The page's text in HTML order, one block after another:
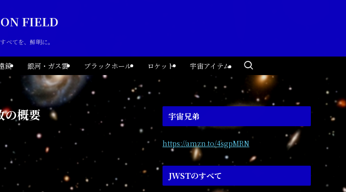
FIELD
べてを、鮮明に。
鏡 銀河・ガス雲 ブラックホール ロケット 宇宙アイテム
の概要 宇宙兄弟
https://amzn.to/4sgpMRN
JWSTのすべて